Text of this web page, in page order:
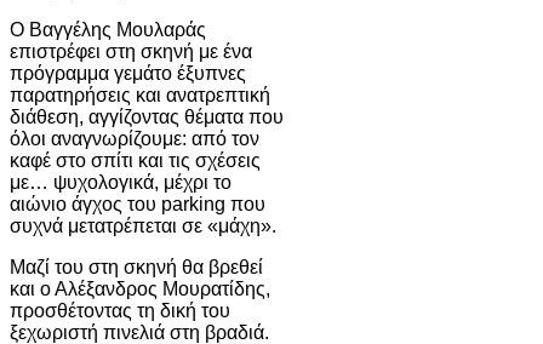
Ο Βαγγέλης Μουλαράς
επιστρέφει στη σκηνή με ένα
πρόγραμμα γεμάτο έξυπνες
παρατηρήσεις και ανατρεπτική
διάθεση, αγγίζοντας θέματα που
όλοι αναγνωρίζουμε: από τον
καφέ στο σπίτι και τις σχέσεις
με… ψυχολογικά, μέχρι το
αιώνιο άγχος του parking που
συχνά μετατρέπεται σε «μάχη».
Μαζί του στη σκηνή θα βρεθεί
και οΑλέξανδρος Μουρατίδης,
προσθέτοντας τη δική του
ξεχωριστή πινελιά στη βραδιά.